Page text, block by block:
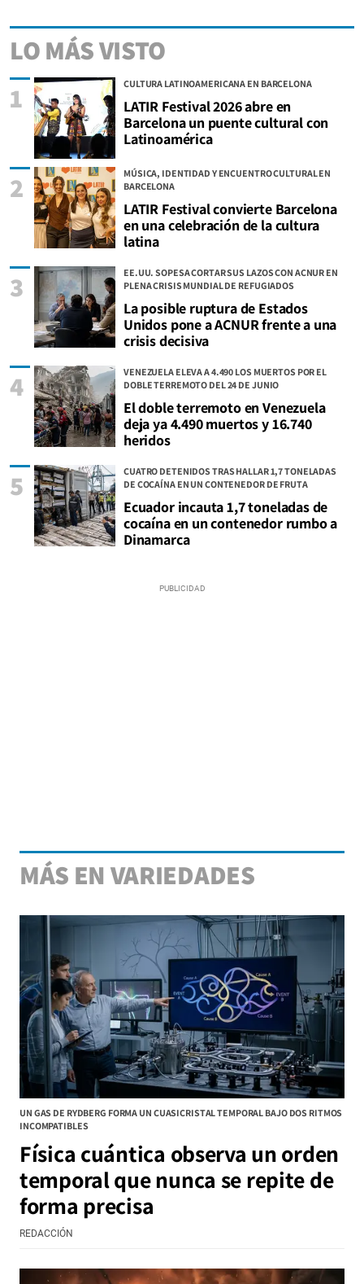
LO MÁS VISTO
CULTURA LATINOAMERICANA EN BARCELONA
LATIR Festival 2026 abre en
Barcelona un puente cultural con
Latinoamérica
1
MÚSICA, IDENTIDAD Y ENCUENTRO CULTURAL EN
BARCELONA
LATIR Festival convierte Barcelona
en una celebración de la cultura
latina
2
EE.UU. SOPESA CORTAR SUS LAZOS CON ACNUR EN
PLENA CRISIS MUNDIAL DE REFUGIADOS
La posible ruptura de Estados
Unidos pone a ACNUR frente a una
crisis decisiva
3
VENEZUELA ELEVA A 4.490 LOS MUERTOS POR EL
DOBLE TERREMOTO DEL 24 DE JUNIO
El doble terremoto en Venezuela
deja ya 4.490 muertos y 16.740
heridos
4
CUATRO DETENIDOS TRAS HALLAR 1,7 TONELADAS
DE COCAÍNA EN UN CONTENEDOR DE FRUTA
Ecuador incauta 1,7 toneladas de
cocaína en un contenedor rumbo a
Dinamarca
5
MÁS EN VARIEDADES
UN GAS DE RYDBERG FORMA UN CUASICRISTAL TEMPORAL BAJO DOS RITMOS
INCOMPATIBLES
Física cuántica observa un orden
temporal que nunca se repite de
forma precisa
REDACCIÓN